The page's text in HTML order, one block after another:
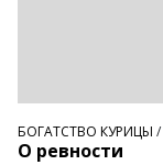
БОГАТСТВО КУРИЦЫ /
О ревности